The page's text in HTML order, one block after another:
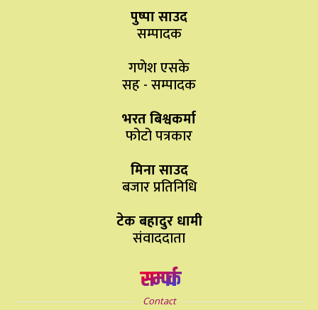
पुष्पा साउद
सम्पादक
गणेश एसके
सह - सम्पादक
भरत बिश्वकर्मा
फोटो पत्रकार
मिना साउद
बजार प्रतिनिधि
टेक बहादुर धामी
संवाददाता
सम्पर्क
Contact